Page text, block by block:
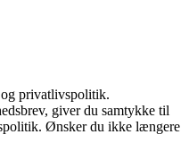
og privatlivspolitik.
giver du samtykke til
Ønsker du ikke længere